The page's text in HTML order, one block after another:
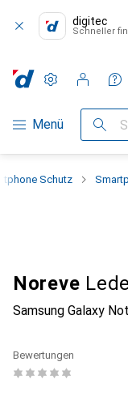
digitec
Schneller
Navigation nach
Menü Suche
Einstellungen
Kundenkonto
Vergleichslisten
Merklisten
Warenkorb
Schutz
Noreve
Samsung Galaxy
Bewertungen